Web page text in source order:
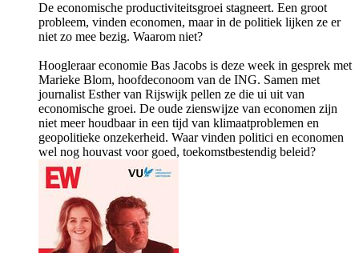
De economische productiviteitsgroei stagneert. Een groot
probleem, vinden economen, maar in de politiek lijken ze er
niet zo mee bezig. Waarom niet?
Hoogleraar economie Bas Jacobs is deze week in gesprek met
Marieke Blom, hoofdeconoom van de ING. Samen met
journalist Esther van Rijswijk pellen ze die ui uit van
economische groei. De oude zienswijze van economen zijn
niet meer houdbaar in een tijd van klimaatproblemen en
geopolitieke onzekerheid. Waar vinden politici en economen
wel nog houvast voor goed, toekomstbestendig beleid?